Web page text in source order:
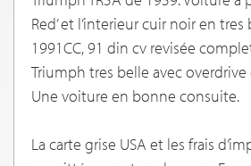
Red’ et l’interieur cuir noir en
1991CC, 91 din cv revisée
Triumph tres belle avec overdrive
Une voiture en bonne consuite.
La carte grise USA et les frais